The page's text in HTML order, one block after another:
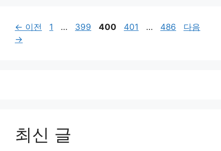
← 이전
페
1 …
페
399
페
400
페
401 …
페
486
다음
→
최신 글